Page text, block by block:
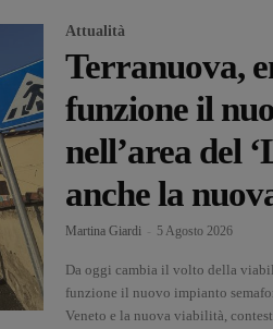
Attualità
Terranuova,
funzione il
nell’area del
anche la
Martina Giardi 5 Agosto 2026
Da oggi cambia il volto della
funzione il nuovo impianto
Veneto e la nuova viabilità,